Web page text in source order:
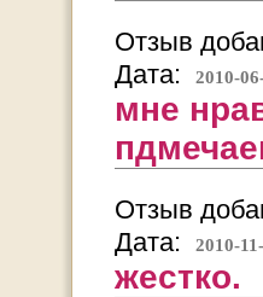
Отзыв
Дата:
2010-
мне
Отзыв
Дата:
2010-
жестко.